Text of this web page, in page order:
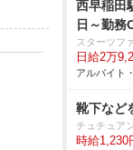
西早稲田
日～勤務
スターツフ
日給2万
アルバイト
靴下など
チュチュア
時給1,230